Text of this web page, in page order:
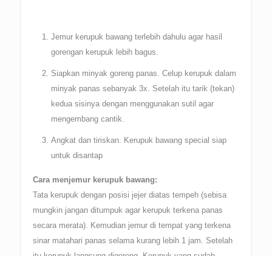
Jemur kerupuk bawang terlebih dahulu agar hasil
gorengan kerupuk lebih bagus.
Siapkan minyak goreng panas. Celup kerupuk dalam
minyak panas sebanyak 3x. Setelah itu tarik (tekan)
kedua sisinya dengan menggunakan sutil agar
mengembang cantik.
Angkat dan tiriskan. Kerupuk bawang special siap
untuk disantap
Cara menjemur kerupuk bawang:
Tata kerupuk dengan posisi jejer diatas tempeh (sebisa
mungkin jangan ditumpuk agar kerupuk terkena panas
secara merata). Kemudian jemur di tempat yang terkena
sinar matahari panas selama kurang lebih 1 jam. Setelah